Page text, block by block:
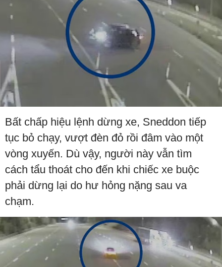
Bất chấp hiệu lệnh dừng xe, Sneddon tiếp
tục bỏ chạy, vượt đèn đỏ rồi đâm vào một
vòng xuyến. Dù vậy, người này vẫn tìm
cách tẩu thoát cho đến khi chiếc xe buộc
phải dừng lại do hư hỏng nặng sau va
chạm.